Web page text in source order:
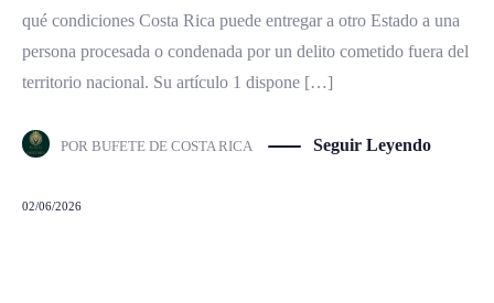
qué condiciones Costa Rica puede entregar a otro Estado a una
persona procesada o condenada por un delito cometido fuera del
territorio nacional. Su artículo 1 dispone […]
POR BUFETE DE COSTA RICA Seguir Leyendo
02/06/2026